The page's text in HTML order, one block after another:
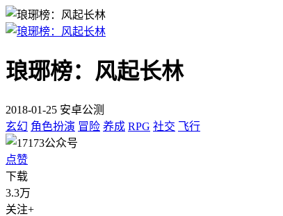
琅琊榜：风起长林
2018-01-25 安卓公测
玄幻 角色扮演 冒险 养成 RPG 社交 飞行
点赞
下载
3.3万
关注+